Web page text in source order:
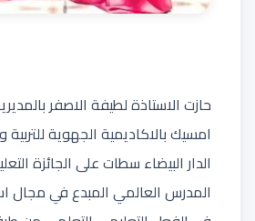
حازت الاستاذة لطيفة الاصفر
امسيكبالاكاديمية الجهوية
الدار البيضاء سطات على الجائزة
المدرس العالمي المبدع في مجال